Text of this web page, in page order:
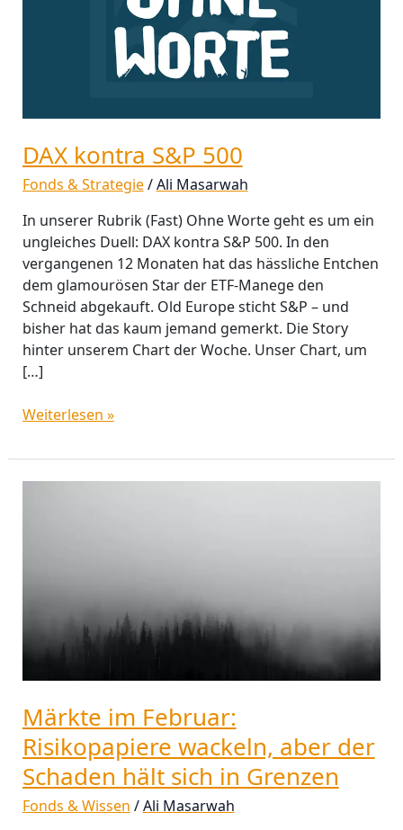
DAX kontra S&P 500
Fonds & Strategie/Ali Masarwah
In unserer Rubrik (Fast) Ohne Worte geht es um ein
ungleiches Duell: DAX kontra S&P 500. In den
vergangenen 12 Monaten hat das hässliche Entchen
dem glamourösen Star der ETF-Manege den
Schneid abgekauft. Old Europe sticht S&P – und
bisher hat das kaum jemand gemerkt. Die Story
hinter unserem Chart der Woche. Unser Chart, um
[…]
Weiterlesen »
Märkte im Februar:
Risikopapiere wackeln, aber der
Schaden hält sich in Grenzen
Fonds & Wissen /Ali Masarwah
Schaden
sich
in
Grenzen